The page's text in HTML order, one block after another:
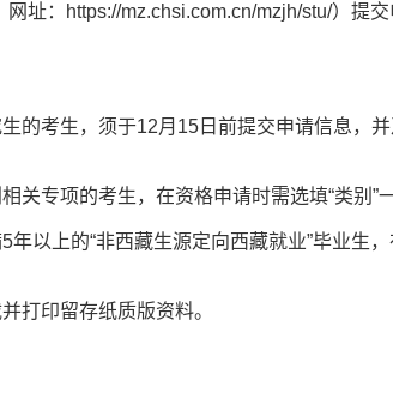
址：https://mz.chsi.com.cn/mzjh/stu/）提
的考生，须于12月15日前提交申请信息，并
关专项的考生，在资格申请时需选填“类别
以上的“非西藏生源定向西藏就业”毕业生，
打印留存纸质版资料。